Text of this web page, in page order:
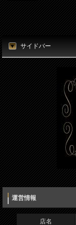
サイドバー
運営情報
店名